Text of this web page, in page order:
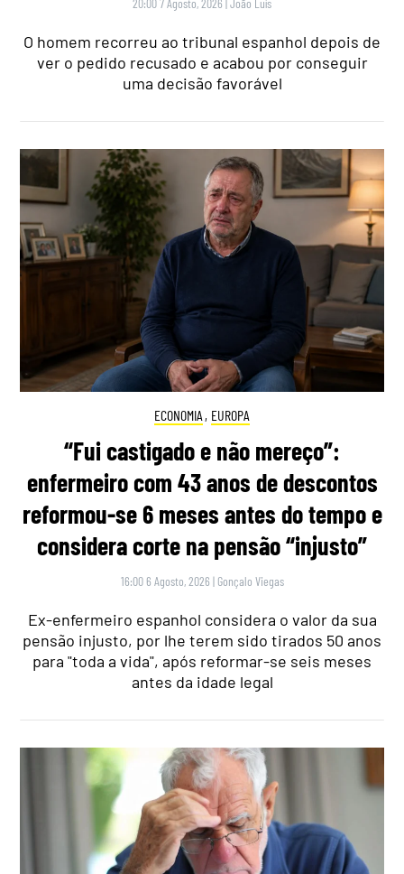
20:00 7 Agosto, 2026 João Luís
O homem recorreu ao tribunal espanhol depois de
ver o pedido recusado e acabou por conseguir
uma decisão favorável
ECONOMIA , EUROPA
“Fui castigado e não mereço”:
enfermeiro com 43 anos de descontos
reformou-se 6 meses antes do tempo e
considera corte na pensão “injusto”
16:00 6 Agosto, 2026 | Gonçalo Viegas
Ex-enfermeiro espanhol considera o valor da sua
pensão injusto, por lhe terem sido tirados 50 anos
para "toda a vida", após reformar-se seis meses
antes da idade legal